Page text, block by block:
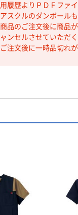
用履歴よりＰＤＦファ
アスクルのダンボール
商品のご注文後に商品
ャンセルさせていただ
ご注文後に一時品切れ